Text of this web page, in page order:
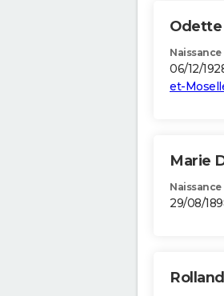
Odette
Naissance
06/12/
et-
Marie
Naissance
29/08/